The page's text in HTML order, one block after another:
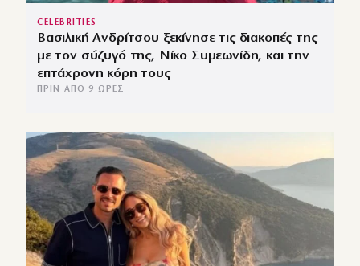
CELEBRITIES
Βασιλική Ανδρίτσου ξεκίνησε τις διακοπές της
με τον σύζυγό της, Νίκο Συμεωνίδη, και την
επτάχρονη κόρη τους
ΠΡΙΝ ΑΠΌ 9 ΏΡΕΣ